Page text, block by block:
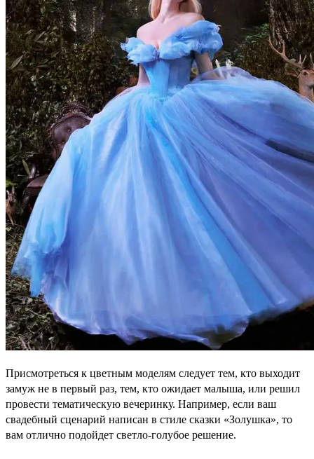
Присмотреться к цветным моделям следует тем, кто выходит
замуж не в первый раз, тем, кто ожидает малыша, или решил
провести тематическую вечеринку. Например, если ваш
свадебный сценарий написан в стиле сказки «Золушка», то
вам отлично подойдет светло-голубое решение.